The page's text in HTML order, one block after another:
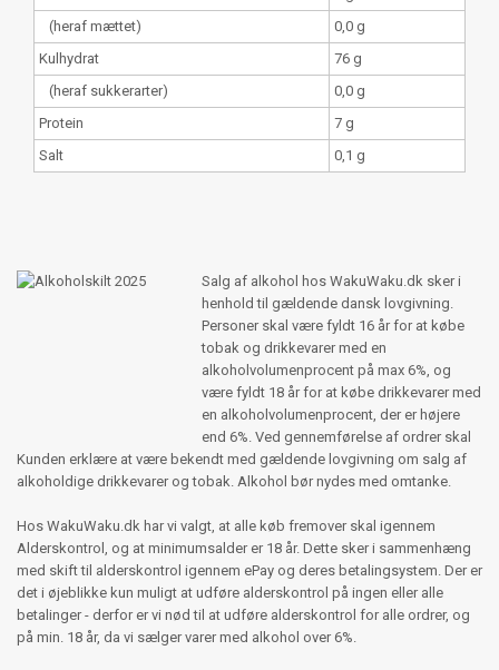
(heraf mættet)
0,0 g
Kulhydrat
76 g
(heraf sukkerarter)
0,0 g
Protein
7 g
Salt
0,1 g
Salg af alkohol hos WakuWaku.dk sker i
henhold til gældende dansk lovgivning.
Personer skal være fyldt 16 år for at købe
tobak og drikkevarer med en
alkoholvolumenprocent på max 6%, og
være fyldt 18 år for at købe drikkevarer med
en alkoholvolumenprocent, der er højere
end 6%. Ved gennemførelse af ordrer skal
Kunden erklære at være bekendt med gældende lovgivning om salg af
alkoholdige drikkevarer og tobak. Alkohol bør nydes med omtanke.
Hos WakuWaku.dk har vi valgt, at alle køb fremover skal igennem
Alderskontrol, og at minimumsalder er 18 år. Dette sker i sammenhæng
med skift til alderskontrol igennem ePay og deres betalingsystem. Der er
det i øjeblikke kun muligt at udføre alderskontrol på ingen eller alle
betalinger - derfor er vi nød til at udføre alderskontrol for alle ordrer, og
på min. 18 år, da vi sælger varer med alkohol over 6%.